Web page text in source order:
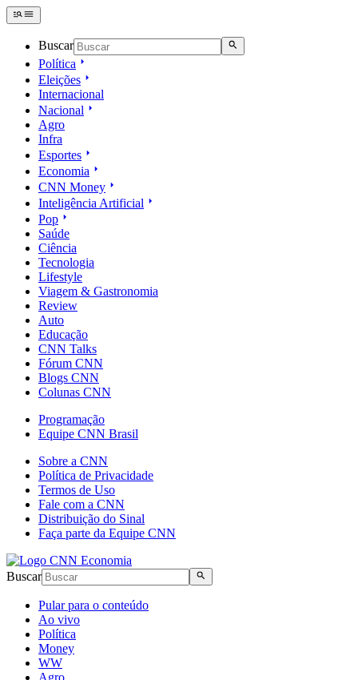
Buscar
Política
Eleições
Internacional
Nacional
Agro
Infra
Esportes
Economia
CNN Money
Inteligência Artificial
Pop
Saúde
Ciência
Tecnologia
Lifestyle
Viagem & Gastronomia
Review
Auto
Educação
CNN Talks
Fórum CNN
Blogs CNN
Colunas CNN
Programação
Equipe CNN Brasil
Sobre a CNN
Política de Privacidade
Termos de Uso
Fale com a CNN
Distribuição do Sinal
Faça parte da Equipe CNN
Buscar
Pular para o conteúdo
Ao vivo
Política
Money
WW
Agro